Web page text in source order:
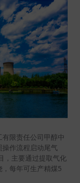
限责任公司甲醇中
作流程启动尾气
，主要通过提取气化
每年可生产精煤5